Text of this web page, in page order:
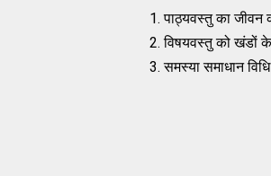
पाठ्यवस्तु का जीवन
विषयवस्तु को खंडों
समस्या समाधान